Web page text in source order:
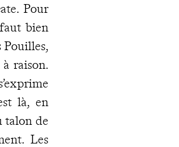
Pour
bien
raison.
là, en
talon de
Les